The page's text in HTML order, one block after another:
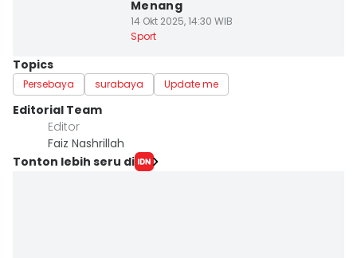
Menang
14 Okt 2025, 14:30 WIB
Sport
Topics
Persebaya surabaya Update me
Editorial Team
Editor
Faiz Nashrillah
Tonton lebih seru di